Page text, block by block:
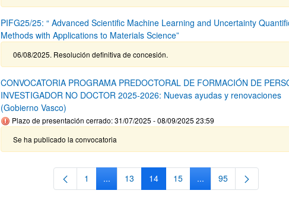
PIFG25/25: “ Advanced Scientific Machine Learning and Uncertainty
Methods with Applications to Materials Science”
06/08/2025. Resolución definitiva de concesión.
CONVOCATORIA PROGRAMA PREDOCTORAL DE FORMACIÓN DE
INVESTIGADOR NO DOCTOR 2025-2026: Nuevas ayudas y renovaciones
(Gobierno Vasco)
Plazo de presentación cerrado: 31/07/2025 - 08/09/2025 23:59
Se ha publicado la convocatoria
Página
1 ...Páginas intermedias Use TAB para desplazarse.
Página
13 Página
14 Página
15 ...Páginas intermedias
Página
95